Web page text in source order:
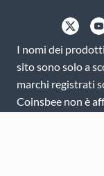
I nomi dei
sito sono solo a
marchi registrati
Coinsbee non è